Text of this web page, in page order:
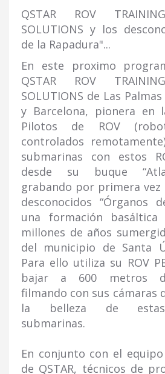
QSTAR ROV
SOLUTIONS y los
de la Rapadura"...
En este proximo
QSTAR ROV
SOLUTIONS de Las
y Barcelona, pionera en
Pilotos de ROV
controlados
submarinas con estos
desde su buque
grabando por primera vez
desconocidos “Órganos
una formación
millones de años
del municipio de Santa
Para ello utiliza su ROV
bajar a 600 metros
filmando con sus cámaras
la belleza de estas
submarinas.
En conjunto con el
de QSTAR, técnicos de